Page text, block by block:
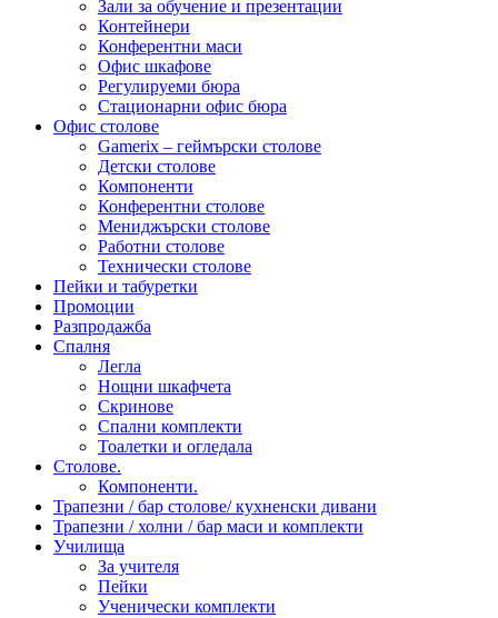
Зали за обучение и презентации
Контейнери
Конферентни маси
Офис шкафове
Регулируеми бюра
Стационарни офис бюра
Офис столове
Gamerix – геймърски столове
Детски столове
Компоненти
Конферентни столове
Мениджърски столове
Работни столове
Технически столове
Пейки и табуретки
Промоции
Разпродажба
Спалня
Легла
Нощни шкафчета
Скринове
Спални комплекти
Тоалетки и огледала
Столове.
Компоненти.
Трапезни / бар столове/ кухненски дивани
Трапезни / холни / бар маси и комплекти
Училища
За учителя
Пейки
Ученически комплекти